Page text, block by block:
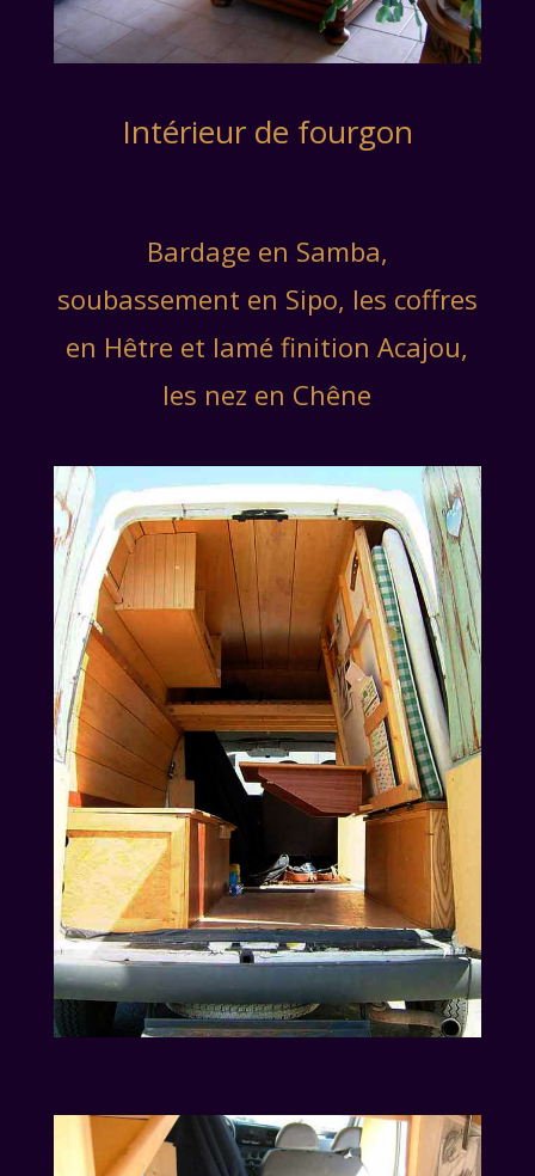
Intérieur de fourgon
Bardage en Samba,
soubassement en Sipo, les coffres
en Hêtre et lamé finition Acajou,
les nez en Chêne